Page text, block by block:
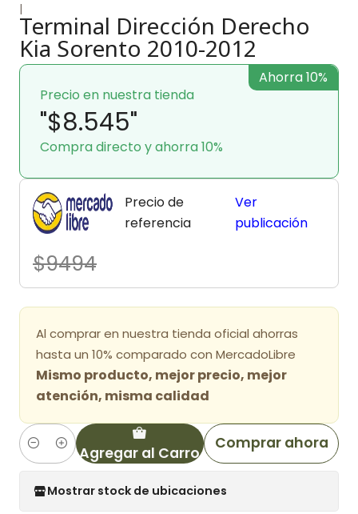
|
Terminal Dirección Derecho
Kia Sorento 2010-2012
Precio en nuestra tienda
"$8.545"
Compra directo y ahorra 10%
Ahorra 10%
Precio de
referencia
$9494
Ver
publicación
Al comprar en nuestra tienda oficial ahorras
hasta un 10% comparado con MercadoLibre
Mismo producto, mejor precio, mejor
atención, misma calidad
Cantidad Agregar al Carro
Comprar ahora
Mostrar stock de ubicaciones